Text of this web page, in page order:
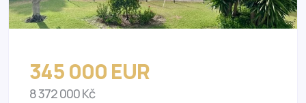
345 000 EUR
8 372 000 Kč